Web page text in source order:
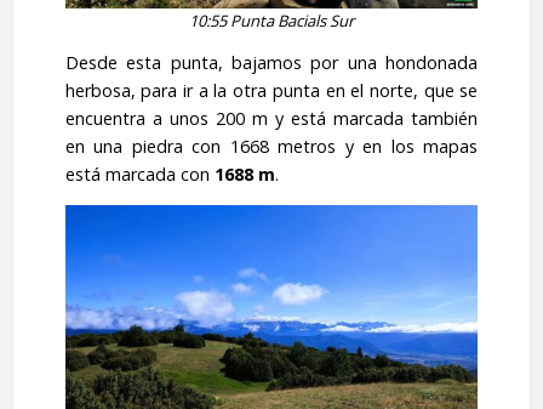
10:55 Punta Bacials Sur
Desde esta punta, bajamos por una hondonada
herbosa, para ir a la otra punta en el norte, que se
encuentra a unos 200 m y está marcada también
en una piedra con 1668 metros y en los mapas
está marcada con 1688 m.